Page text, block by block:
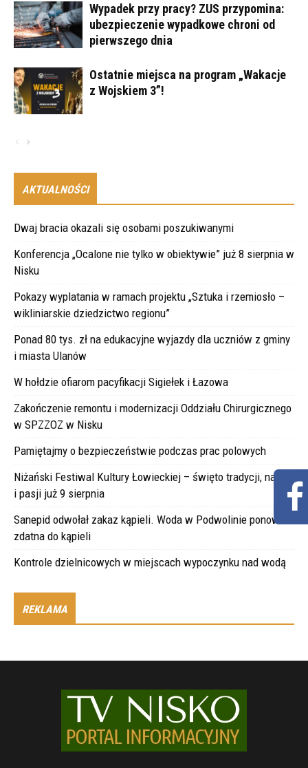
Wypadek przy pracy? ZUS przypomina:
ubezpieczenie wypadkowe chroni od
pierwszego dnia
Ostatnie miejsca na program „Wakacje
z Wojskiem 3”!
AKTUALNOŚCI
Dwaj bracia okazali się osobami poszukiwanymi
Konferencja „Ocalone nie tylko w obiektywie” już 8 sierpnia w
Nisku
Pokazy wyplatania w ramach projektu „Sztuka i rzemiosło –
wikliniarskie dziedzictwo regionu”
Ponad 80 tys. zł na edukacyjne wyjazdy dla uczniów z gminy
i miasta Ulanów
W hołdzie ofiarom pacyfikacji Sigiełek i Łazowa
Zakończenie remontu i modernizacji Oddziału Chirurgicznego
w SPZZOZ w Nisku
Pamiętajmy o bezpieczeństwie podczas prac polowych
Niżański Festiwal Kultury Łowieckiej – święto tradycji, natury
i pasji już 9 sierpnia
Sanepid odwołał zakaz kąpieli. Woda w Podwolinie ponownie
zdatna do kąpieli
Kontrole dzielnicowych w miejscach wypoczynku nad wodą
REKLAMA